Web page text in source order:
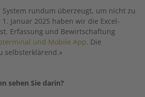
System rundum überzeugt, um nicht zu
Januar 2025 haben wir die Excel-
Erfassung und Bewirtschaftung
und Mobile App. Die
selbsterklärend.»
sehen Sie darin?